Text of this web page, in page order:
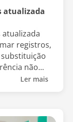
atualizada
registros,
não...
Ler mais